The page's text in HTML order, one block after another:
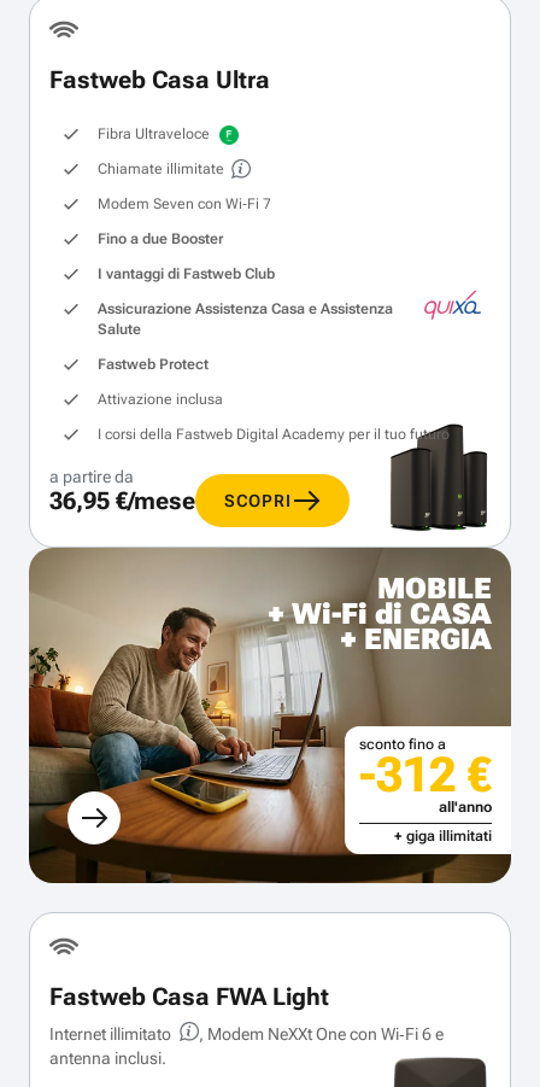
Fastweb Casa Ultra
Fibra Ultraveloce
Chiamate illimitate
Modem Seven con Wi‑Fi 7
Fino a due Booster
I vantaggi di Fastweb Club
Assicurazione Assistenza Casa e Assistenza
Salute
Fastweb Protect
Attivazione inclusa
I corsi della Fastweb Digital Academy per il tuo futuro
a partire da
36,95 €/mese SCOPRI
MOBILE
+ Wi-Fi di CASA
+ ENERGIA
sconto fino a
-312 €
all'anno
+ giga illimitati
Fastweb Casa FWA Light
Internet illimitato
, Modem NeXXt One con Wi‑Fi 6 e
antenna inclusi.